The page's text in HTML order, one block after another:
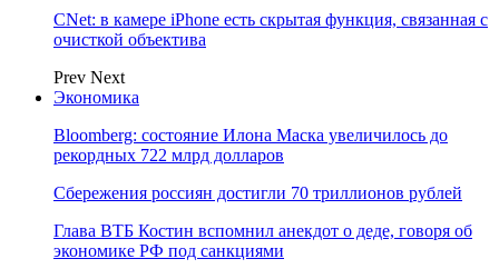
CNet: в камере iPhone есть скрытая функция, связанная с
очисткой объектива
Prev Next
Экономика
Bloomberg: состояние Илона Маска увеличилось до
рекордных 722 млрд долларов
Сбережения россиян достигли 70 триллионов рублей
Глава ВТБ Костин вспомнил анекдот о деде, говоря об
экономике РФ под санкциями